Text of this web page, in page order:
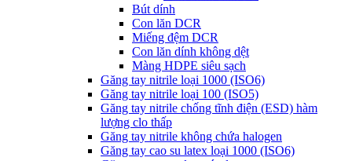
Bút dính
Con lăn DCR
Miếng đệm DCR
Con lăn dính không dệt
Màng HDPE siêu sạch
Găng tay nitrile loại 1000 (ISO6)
Găng tay nitrile loại 100 (ISO5)
Găng tay nitrile chống tĩnh điện (ESD) hàm
lượng clo thấp
Găng tay nitrile không chứa halogen
Găng tay cao su latex loại 1000 (ISO6)